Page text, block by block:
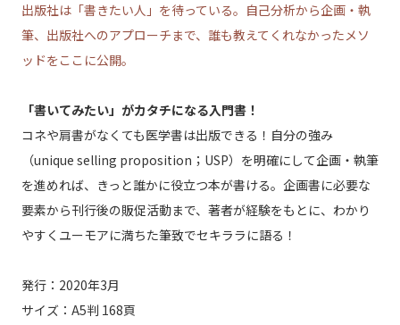
出版社は「書きたい人」を待っている。自己分析から企画・執
筆、出版社へのアプローチまで、誰も教えてくれなかったメソ
ッドをここに公開。
「書いてみたい」がカタチになる入門書！
コネや肩書がなくても医学書は出版できる！自分の強み
（unique selling proposition；USP）を明確にして企画・執筆
を進めれば、きっと誰かに役立つ本が書ける。企画書に必要な
要素から刊行後の販促活動まで、著者が経験をもとに、わかり
やすくユーモアに満ちた筆致でセキララに語る！
発行：2020年3月
サイズ：A5判 168頁